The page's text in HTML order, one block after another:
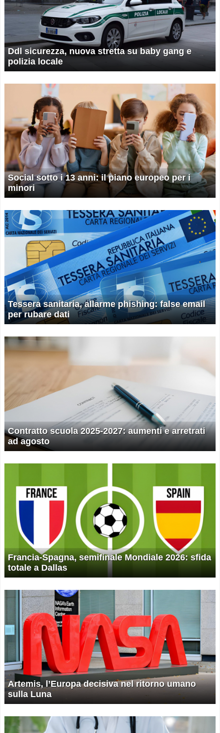
Ddl sicurezza, nuova stretta su baby gang e
polizia locale
Social sotto i 13 anni: il piano europeo per i
minori
Tessera sanitaria, allarme phishing: false email
per rubare dati
Contratto scuola 2025-2027: aumenti e arretrati
ad agosto
Francia-Spagna, semifinale Mondiale 2026: sfida
totale a Dallas
Artemis, l’Europa decisiva nel ritorno umano
sulla Luna